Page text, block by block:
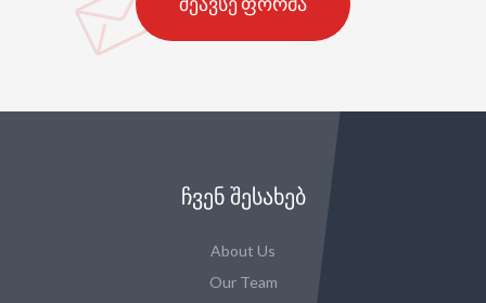
ᲩᲕᲔᲜ ᲨᲔᲡᲐᲮᲔᲑ
About Us
Our Team